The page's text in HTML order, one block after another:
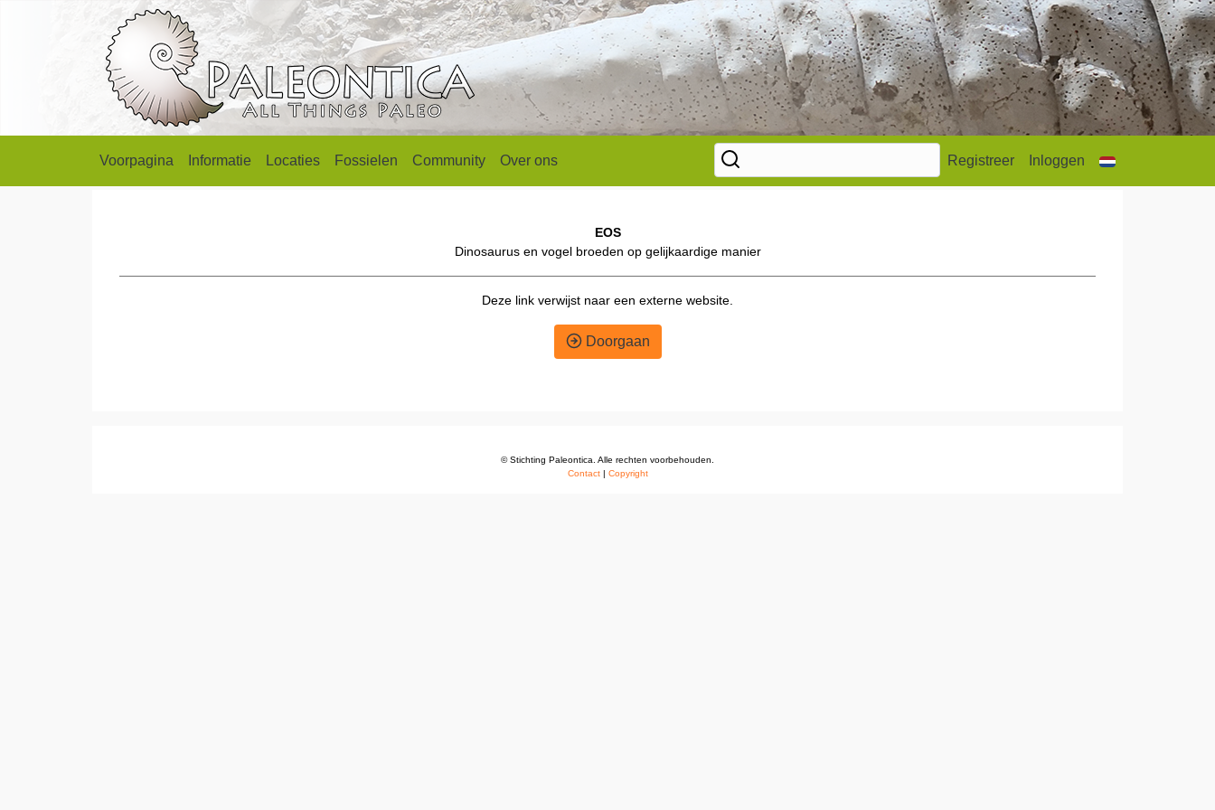
Voorpagina Informatie Locaties Fossielen Community Over ons Registreer Inloggen
EOS
Dinosaurus en vogel broeden op gelijkaardige manier
Deze link verwijst naar een externe website.
Doorgaan
© Stichting Paleontica. Alle rechten voorbehouden.
Contact| Copyright